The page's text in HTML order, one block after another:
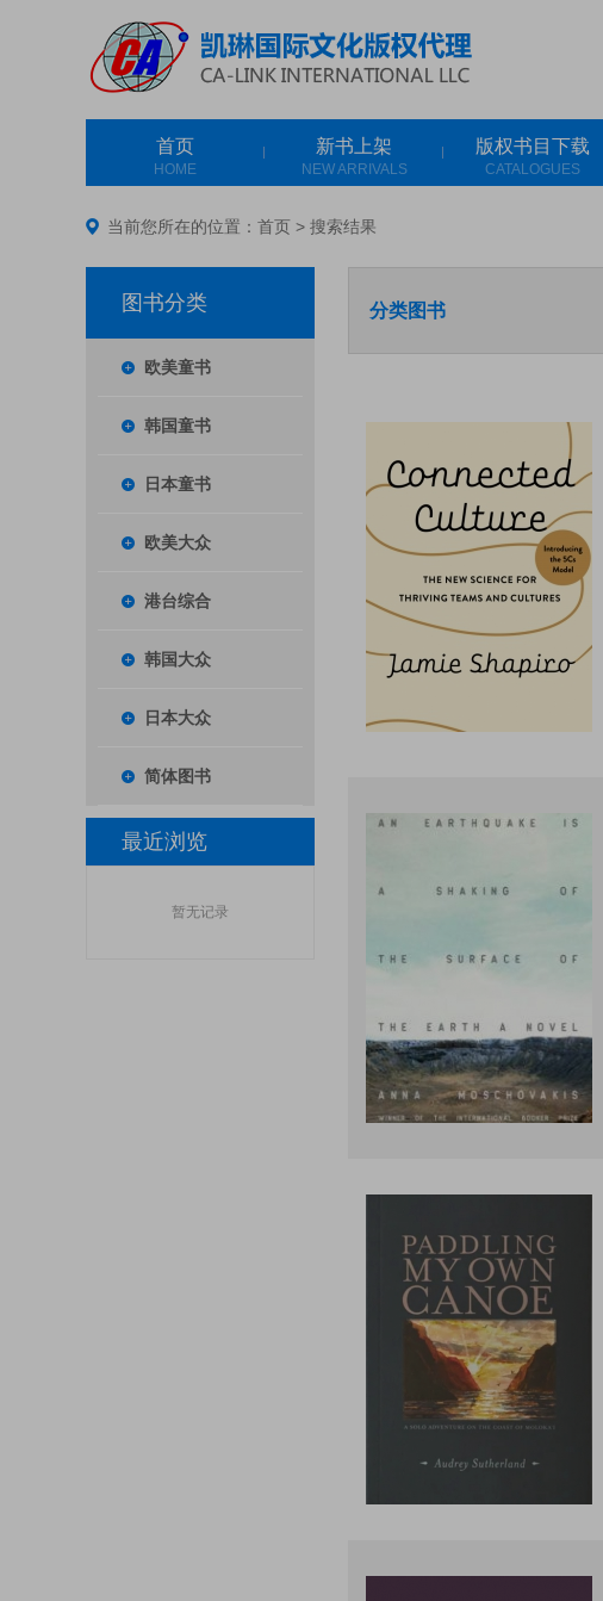
首页
HOME
新书上架
NEW ARRIVALS
版权书目下载
CATALOGUES
当前您所在的位置： 首页 > 搜索结果
图书分类
欧美童书
韩国童书
日本童书
欧美大众
港台综合
韩国大众
日本大众
简体图书
最近浏览
暂无记录
分类图书